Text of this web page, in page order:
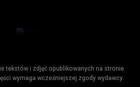
tekstów i zdjęć opublikowanych na stronie
wymaga wcześniejszej zgody wydawcy.